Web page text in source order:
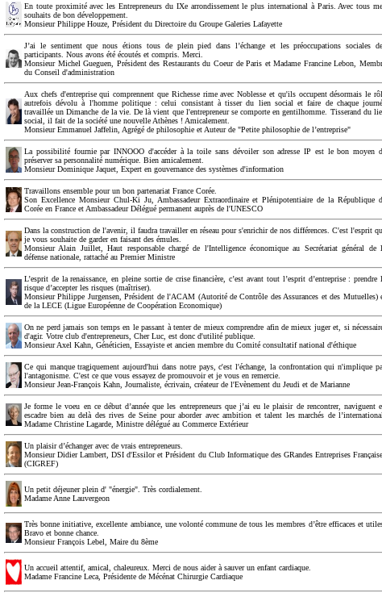
En toute proximité avec les Entrepreneurs du IXe arrondissement le plus international à Paris. Avec tous
souhaits de bon développement.
Monsieur Philippe Houze, Président du Directoire du Groupe Galeries Lafayette
J’ai le sentiment que nous étions tous de plein pied dans l’échange et les préoccupations sociales
participants. Nous avons été écoutés et compris. Merci.
Monsieur Michel Gueguen, Président des Restaurants du Coeur de Paris et Madame Francine Lebon,
du Conseil d'administration
Aux chefs d'entreprise qui comprennent que Richesse rime avec Noblesse et qu'ils occupent désormais le
autrefois dévolu à l'homme politique : celui consistant à tisser du lien social et faire de chaque
travaillée un Dimanche de la vie. De là vient que l'entrepreneur se comporte en gentilhomme. Tisserand du
social, il fait de la société une nouvelle Athènes ! Amicalement.
Monsieur Emmanuel Jaffelin, Agrégé de philosophie et Auteur de "Petite philosophie de l’entreprise"
La possibilité fournie par INNOOO d'accéder à la toile sans dévoiler son adresse IP est le bon moyen
préserver sa personnalité numérique. Bien amicalement.
Monsieur Dominique Jaquet, Expert en gouvernance des systèmes d'information
Travaillons ensemble pour un bon partenariat France Corée.
Son Excellence Monsieur Chul-Ki Ju, Ambassadeur Extraordinaire et Plénipotentiaire de la République
Corée en France et Ambassadeur Délégué permanent auprès de l'UNESCO
Dans la construction de l'avenir, il faudra travailler en réseau pour s'enrichir de nos différences. C'est l'esprit
je vous souhaite de garder en faisant des émules.
Monsieur Alain Juillet, Haut responsable chargé de l'Intelligence économique au Secrétariat général de
défense nationale, rattaché au Premier Ministre
L’esprit de la renaissance, en pleine sortie de crise financière, c’est avant tout l’esprit d’entreprise : prendre
risque d’accepter les risques (maîtriser).
Monsieur Philippe Jurgensen, Président de l'ACAM (Autorité de Contrôle des Assurances et des Mutuelles)
de la LECE (Ligue Européenne de Coopération Economique)
On ne perd jamais son temps en le passant à tenter de mieux comprendre afin de mieux juger et, si
d'agir. Votre club d'entrepreneurs, Cher Luc, est donc d'utilité publique.
Monsieur Axel Kahn, Généticien, Essayiste et ancien membre du Comité consultatif national d'éthique
Ce qui manque tragiquement aujourd'hui dans notre pays, c'est l'échange, la confrontation qui n'implique
l'antagonisme. C'est ce que vous essayez de promouvoir et je vous en remercie.
Monsieur Jean-François Kahn, Journaliste, écrivain, créateur de l'Evènement du Jeudi et de Marianne
Je forme le voeu en ce début d’année que les entrepreneurs que j’ai eu le plaisir de rencontrer, naviguent
escadre bien au delà des rives de Seine pour aborder avec ambition et talent les marchés de l’international.
Madame Christine Lagarde, Ministre délégué au Commerce Extérieur
Un plaisir d’échanger avec de vrais entrepreneurs.
Monsieur Didier Lambert, DSI d'Essilor et Président du Club Informatique des GRandes Entreprises
(CIGREF)
Un petit déjeuner plein d' "énergie". Très cordialement.
Madame Anne Lauvergeon
Très bonne initiative, excellente ambiance, une volonté commune de tous les membres d’être efficaces et
Bravo et bonne chance.
Monsieur François Lebel, Maire du 8ème
Un accueil attentif, amical, chaleureux. Merci de nous aider à sauver un enfant cardiaque.
Madame Francine Leca, Présidente de Mécénat Chirurgie Cardiaque